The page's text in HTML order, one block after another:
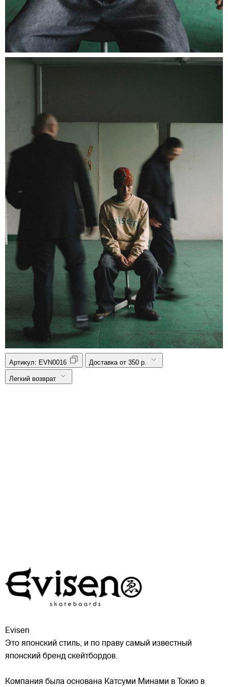
Артикул: EVN0016 Доставка от 350 р.
Легкий возврат
Evisen
Это японский стиль, и по праву самый известный
японский бренд скейтбордов.
Компания была основана Катсуми Минами в Токио в